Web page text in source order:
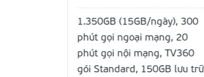
1.350GB (15GB/ngày), 300
phút gọi ngoại mạng, 20
phút gọi nội mạng, TV360
gói Standard, 150GB lưu trữ